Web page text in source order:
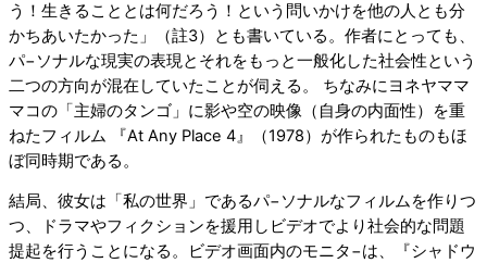
う！生きることとは何だろう！という問いかけを他の人とも分
かちあいたかった」（註3）とも書いている。作者にとっても、
パ−ソナルな現実の表現とそれをもっと一般化した社会性という
二つの方向が混在していたことが伺える。 ちなみにヨネヤママ
マコの「主婦のタンゴ」に影や空の映像（自身の内面性）を重
ねたフィルム 『At Any Place 4』（1978）が作られたものもほ
ぼ同時期である。
結局、彼女は「私の世界」であるパ−ソナルなフィルムを作りつ
つ、ドラマやフィクションを援用しビデオでより社会的な問題
提起を行うことになる。ビデオ画面内のモニタ−は、『シャドウ